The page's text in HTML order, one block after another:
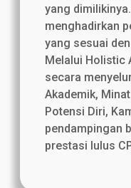
yang
menghadirkan
yang sesuai
Melalui Holistic
secara
Akademik,
Potensi Diri,
pendampingan
prestasi lulus